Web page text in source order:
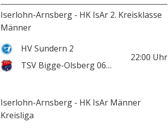
Iserlohn-Arnsberg - HK IsAr 2. Kreisklasse
Männer
HV Sundern 2
TSV Bigge-Olsberg 06/08 2
22:00 Uhr
Iserlohn-Arnsberg - HK IsAr Männer
Kreisliga